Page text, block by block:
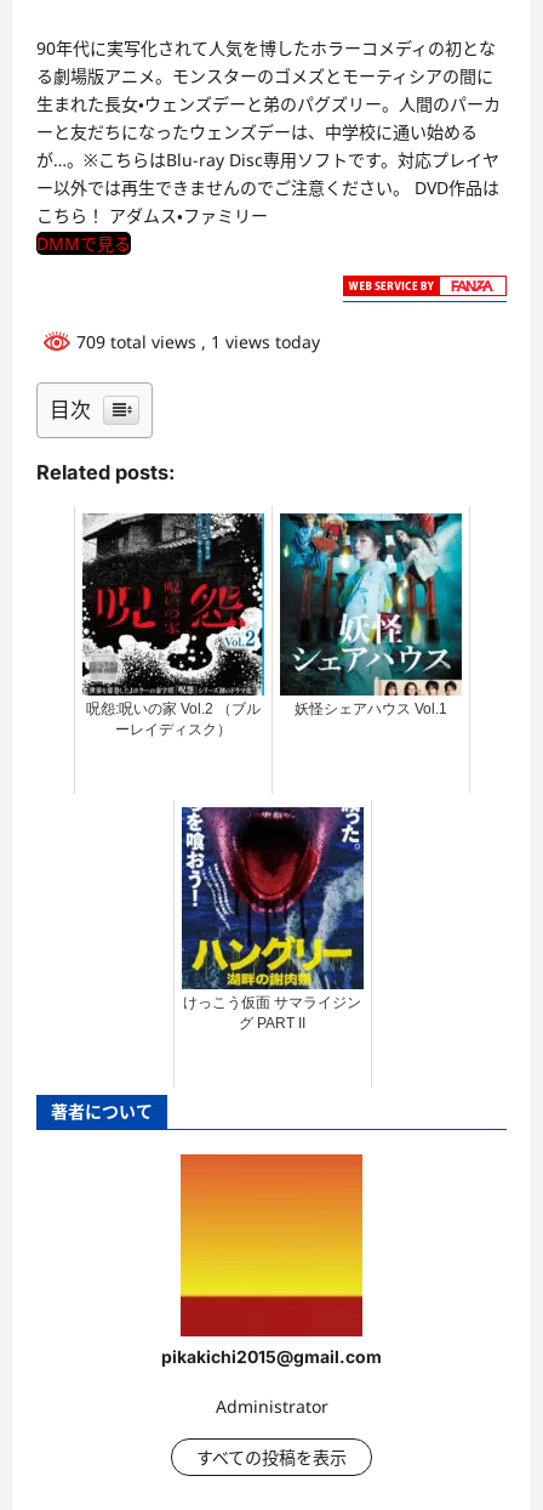
90年代に実写化されて人気を博したホラーコメディの初とな
る劇場版アニメ。モンスターのゴメズとモーティシアの間に
生まれた長女・ウェンズデーと弟のパグズリー。人間のパーカ
ーと友だちになったウェンズデーは、中学校に通い始める
が…。※こちらはBlu-ray Disc専用ソフトです。対応プレイヤ
ー以外では再生できませんのでご注意ください。 DVD作品は
こちら！ アダムス・ファミリー
DMMで見る
709 total views , 1 views today
目次
Related posts:
呪怨:呪いの家 Vol.2 （ブル
ーレイディスク）
妖怪シェアハウス Vol.1
けっこう仮面 サマライジン
グ PART II
著者について
pikakichi2015@gmail.com
Administrator
すべての投稿を表示